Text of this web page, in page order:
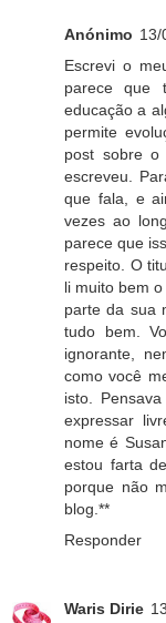
Anónimo 13/
Escrevi o
parece que
educação a
permite
post sobre
escreveu.
que fala, e
vezes ao
parece que
respeito. O
li muito bem
parte da sua
tudo bem.
ignorante,
como você
isto.
expressar
nome é
estou farta
porque não
blog.**
Responder
Waris Dirie